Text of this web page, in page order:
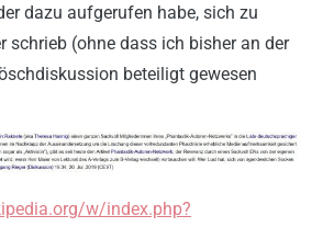
dazu aufgerufen habe, sich zu
schrieb (ohne dass ich bisher an der
beteiligt gewesen
w/index.php?